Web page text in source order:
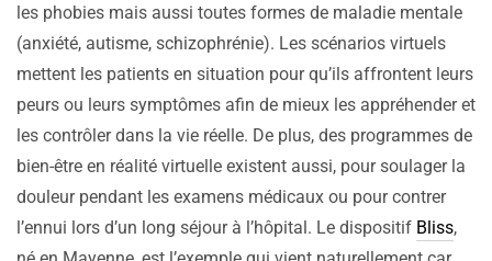
les phobies mais aussi toutes formes de maladie mentale
(anxiété, autisme, schizophrénie). Les scénarios virtuels
mettent les patients en situation pour qu’ils affrontent leurs
peurs ou leurs symptômes afin de mieux les appréhender et
les contrôler dans la vie réelle. De plus, des programmes de
bien-être en réalité virtuelle existent aussi, pour soulager la
douleur pendant les examens médicaux ou pour contrer
l’ennui lors d’un long séjour à l’hôpital. Le dispositif Bliss,